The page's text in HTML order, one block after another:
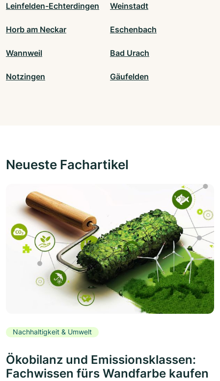
Leinfelden-Echterdingen Weinstadt
Horb am Neckar Eschenbach
Wannweil Bad Urach
Notzingen Gäufelden
Neueste Fachartikel
Nachhaltigkeit & Umwelt
Ökobilanz und Emissionsklassen:
Fachwissen fürs Wandfarbe kaufen